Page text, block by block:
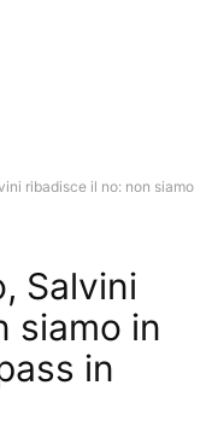
ribadisce il no: non siamo
Salvini
siamo in
in